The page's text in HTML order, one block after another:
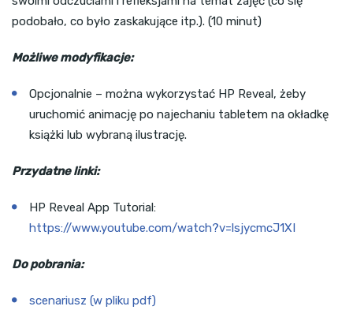
podobało, co było zaskakujące itp.). (10 minut)
Możliwe modyfikacje:
Opcjonalnie – można wykorzystać HP Reveal, żeby
uruchomić animację po najechaniu tabletem na okładkę
książki lub wybraną ilustrację.
Przydatne linki:
HP Reveal App Tutorial:
https://www.youtube.com/watch?v=lsjycmcJ1XI
Do pobrania:
scenariusz (w pliku pdf)